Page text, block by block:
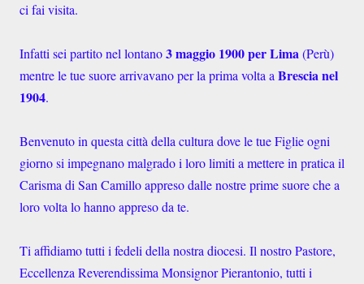
ci fai visita.
Infatti sei partito nel lontano3 maggio 1900 per Lima(Perù)
mentre le tue suore arrivavano per la prima volta aBrescia nel
1904.
Benvenuto in questa città della cultura dove le tue Figlie ogni
giorno si impegnano malgrado i loro limiti a mettere in pratica il
Carisma di San Camillo appreso dalle nostre prime suore che a
loro volta lo hanno appreso da te.
Ti affidiamo tutti i fedeli della nostra diocesi. Il nostro Pastore,
Eccellenza Reverendissima Monsignor Pierantonio, tutti i